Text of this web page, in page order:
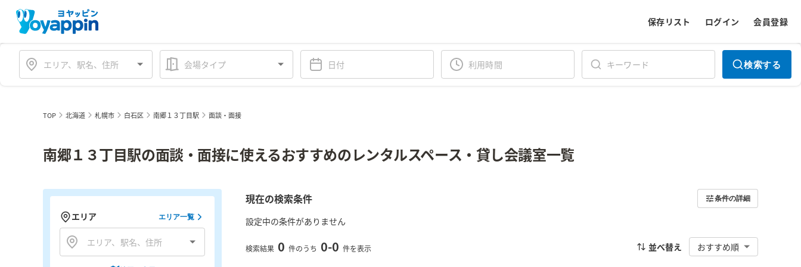
保存リスト ログイン 会員登録
会場タイプ 検索する
TOP 北海道 札幌市 白石区 南郷１３丁目駅 面談・面接
南郷１３丁目駅の面談・面接に使えるおすすめのレンタルスペース・貸し会議室一覧
現在の検索条件 条件の詳細
設定中の条件がありません
検索結果 0 件のうち 0-0 件を表示 並べ替え おすすめ順
エリア エリア一覧